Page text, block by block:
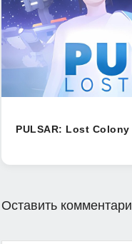
PULSAR: Lost
Оставить